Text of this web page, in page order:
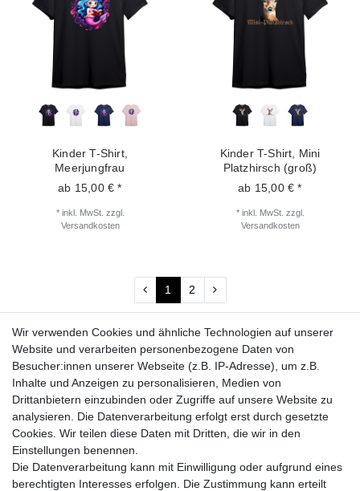
Kinder T-Shirt,
Meerjungfrau
ab 15,00 € *
* inkl. MwSt. zzgl.
Versandkosten
Kinder T-Shirt, Mini
Platzhirsch (groß)
ab 15,00 € *
* inkl. MwSt. zzgl.
Versandkosten
1 2
Fragen zur Bestellung?
Zahlungsarten
Versand
Wir verwenden Cookies und ähnliche Technologien auf unserer
Website und verarbeiten personenbezogene Daten von
Besucher:innen unserer Webseite (z.B. IP-Adresse), um z.B.
Inhalte und Anzeigen zu personalisieren, Medien von
Drittanbietern einzubinden oder Zugriffe auf unsere Website zu
analysieren. Die Datenverarbeitung erfolgt erst durch gesetzte
Cookies. Wir teilen diese Daten mit Dritten, die wir in den
Einstellungen benennen.
Die Datenverarbeitung kann mit Einwilligung oder aufgrund eines
berechtigten Interesses erfolgen. Die Zustimmung kann erteilt